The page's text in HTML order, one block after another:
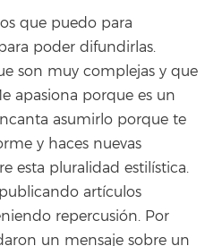
que puedo para
poder difundirlas.
son muy complejas y que
apasiona porque es un
asumirlo porque te
y haces nuevas
esta pluralidad estilística.
artículos
repercusión. Por
un mensaje sobre un